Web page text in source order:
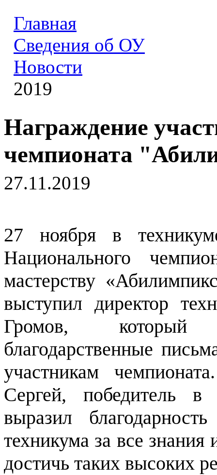
Главная
Сведения об ОУ
Новости
2019
Награждение
чемпионата
27.11.2019
27 ноября в
Национального
мастерству
выступил директор
Громов, который
благодарственные
участникам
Сергей, победитель в
выразил
техникума за все
достичь таких высоких